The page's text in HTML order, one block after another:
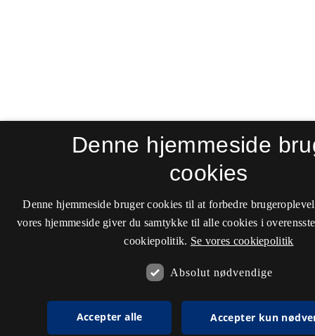
Denne hjemmeside
cookies
Denne hjemmeside bruger cookies til at forbedre
vores hjemmeside giver du samtykke til alle cookies i
cookiepolitik. Se vores cookiepolitik
Absolut nødvendige
Accepter alle Accepter kun